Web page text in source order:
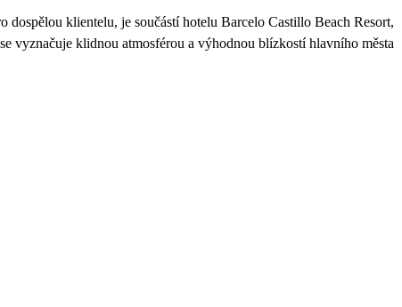
klientelu, je součástí hotelu Barcelo Castillo Beach Resort,
vyznačuje klidnou atmosférou a výhodnou blízkostí hlavního města